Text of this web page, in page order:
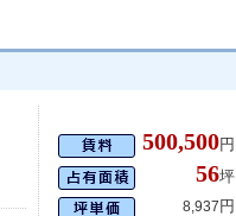
500,500円
56坪
8,937 円